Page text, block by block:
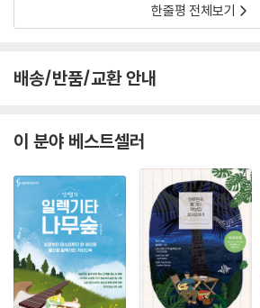
한줄평 전체보기
배송/반품/교환 안내
이 분야 베스트셀러